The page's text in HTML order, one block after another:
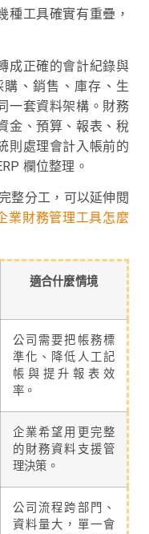
種工具確實有重疊，
成正確的會計紀錄與
購、銷售、庫存、生
一套資料架構。財務
金、預算、報表、稅
則處理會計入帳前的
欄位整理。
整分工，可以延伸閱
業財務管理工具怎麼
適合什麼情境
公司需要把帳務標
準化、降低人工記
帳與提升報表效
率。
企業希望用更完整
的財務資料支援管
理決策。
公司流程跨部門、
資料量大，單一會